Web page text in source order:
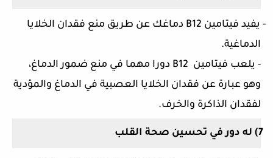
يفيد فيتامين B12 دماغك عن طريق منع فقدان الخلايا
الدماغية.
- يلعب فيتامين B12 دورا مهما في منع ضمور الدماغ،
وهو عبارة عن فقدان الخلايا العصبية في الدماغ والمؤدية
لفقدان الذاكرة والخرف.
7) له دور في تحسين صحة القلب